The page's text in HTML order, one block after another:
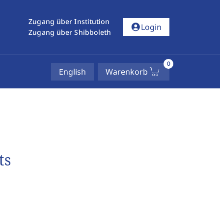
Zugang über Institution
Zugang über Shibboleth
account_circleLogin
English Warenkorb
0